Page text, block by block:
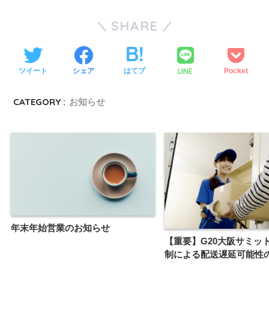
SHARE
ツイート シェア はてブ LINE Pocket
CATEGORY : お知らせ
年末年始営業のお知らせ
【重要】G20大阪サミッ
制による配送遅延可能性